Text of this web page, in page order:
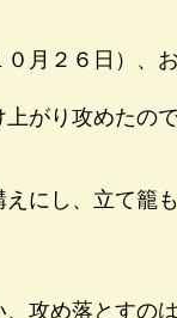
２６日）、お
がり攻めたの
にし、立て籠
攻め落とすの